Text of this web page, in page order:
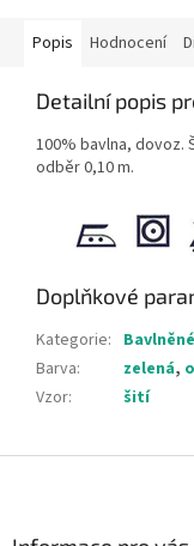
Popis Hodnocení
Detailní popis
100% bavlna, dovoz.
odběr 0,10 m.
Doplňkové
Kategorie:
Barva: zelená,
Vzor: šití